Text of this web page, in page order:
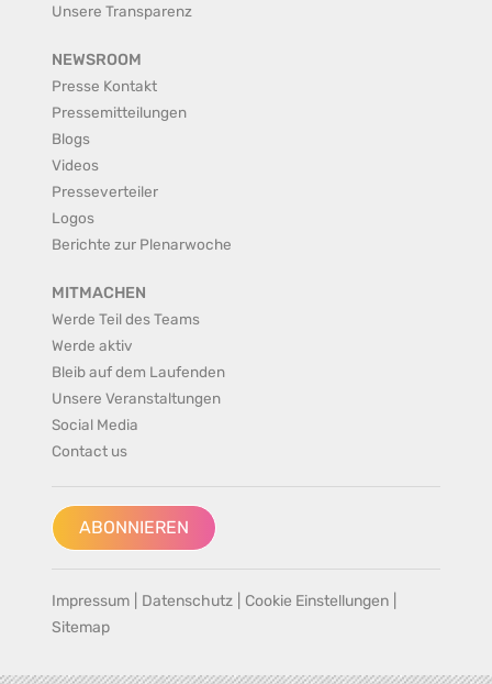
Unsere Transparenz
NEWSROOM
Presse Kontakt
Pressemitteilungen
Blogs
Videos
Presseverteiler
Logos
Berichte zur Plenarwoche
MITMACHEN
Werde Teil des Teams
Werde aktiv
Bleib auf dem Laufenden
Unsere Veranstaltungen
Social Media
Contact us
ABONNIEREN
Impressum Datenschutz Cookie Einstellungen
Sitemap